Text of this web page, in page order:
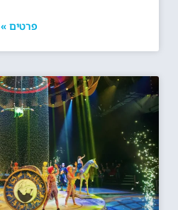
פרטים »